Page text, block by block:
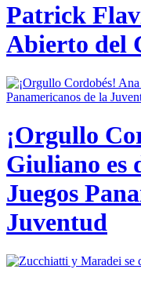
Patrick
Abierto del
¡Orgullo
Giuliano es
Juegos
Juventud